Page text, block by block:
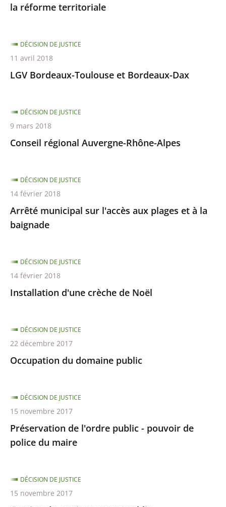
la réforme territoriale
LGV Bordeaux-Toulouse et Bordeaux-Dax
DÉCISION DE JUSTICE
11 avril 2018
Conseil régional Auvergne-Rhône-Alpes
DÉCISION DE JUSTICE
9 mars 2018
Arrêté municipal sur l'accès aux plages et à la
baignade
DÉCISION DE JUSTICE
14 février 2018
Installation d'une crèche de Noël
DÉCISION DE JUSTICE
14 février 2018
Occupation du domaine public
DÉCISION DE JUSTICE
22 décembre 2017
Préservation de l'ordre public - pouvoir de
police du maire
DÉCISION DE JUSTICE
15 novembre 2017
DÉCISION DE JUSTICE
15 novembre 2017